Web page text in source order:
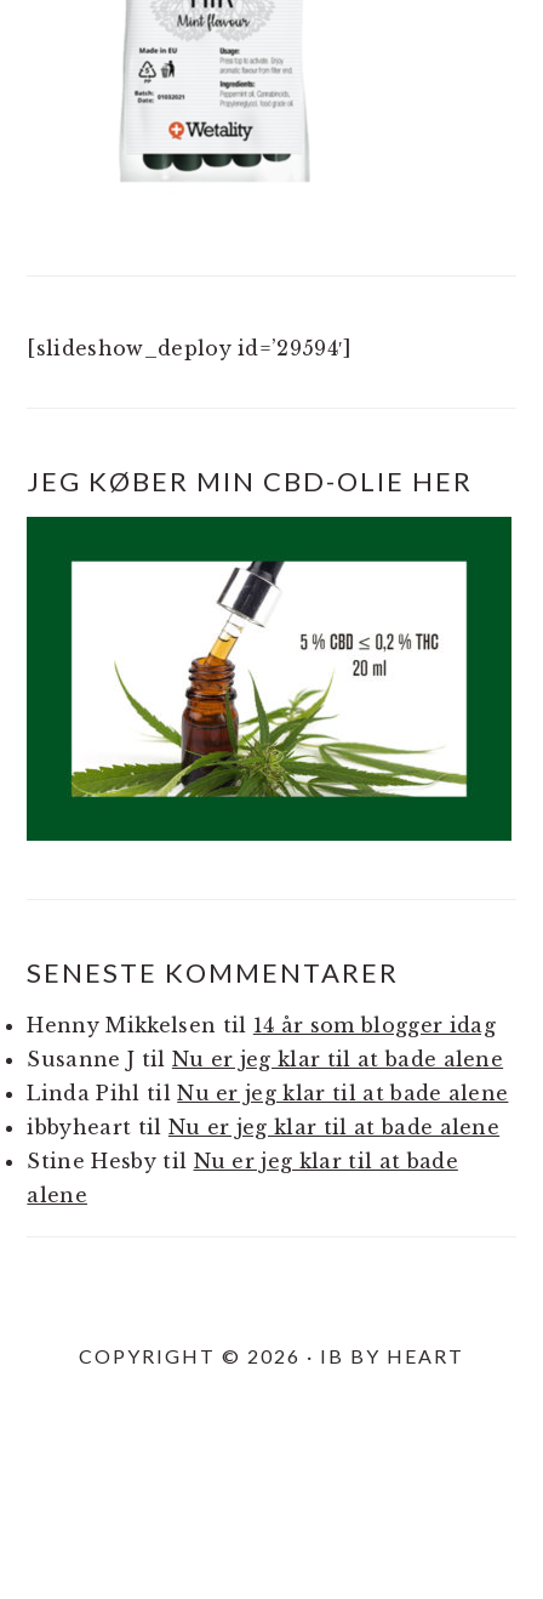
[slideshow_deploy id=’29594′]
JEG KØBER MIN CBD-OLIE HER
SENESTE KOMMENTARER
Henny Mikkelsen til 14 år som blogger idag
Susanne J til Nu er jeg klar til at bade alene
Linda Pihl tilNu er jeg klar til at bade alene
ibbyheart til Nu er jeg klar til at bade alene
Stine Hesbytil Nu er jeg klar til at bade
alene
COPYRIGHT © 2026 · IB BY HEART